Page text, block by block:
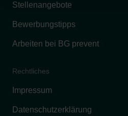
Stellenangebote
Bewerbungstipps
Arbeiten bei BG prevent
Rechtliches
Impressum
Datenschutzerklärung